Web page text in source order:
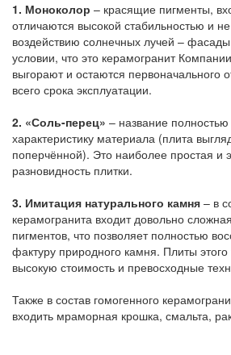
1. Моноколор – красящие пигменты,
отличаются высокой стабильностью и
воздействию солнечных лучей –
условии, что это керамогранит
выгорают и остаются первоначального
всего срока эксплуатации.
2. «Соль-перец» – название
характеристику материала (плита
поперчённой). Это наиболее простая и
разновидность плитки.
3. Имитация натурального камня – в
керамогранита входит довольно
пигментов, что позволяет полностью
фактуру природного камня. Плиты
высокую стоимость и превосходные
Также в состав гомогенного
входить мраморная крошка, смальта,